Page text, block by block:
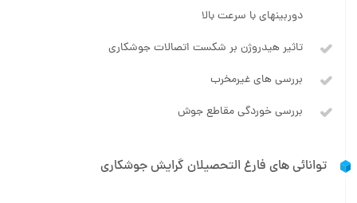
دوربینهای با سرعت بالا
تاثیر هیدروژن بر شکست اتصالات جوشکاری
بررسی های غیرمخرب
بررسی خوردگی مقاطع جوش
توانائی های فارغ التحصیلان گرایش جوشکاری